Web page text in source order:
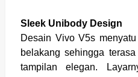
Sleek Unibody Design
Desain Vivo V5s
belakang sehingga
tampilan elegan.